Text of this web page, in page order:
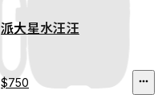
派大星水汪汪
$750